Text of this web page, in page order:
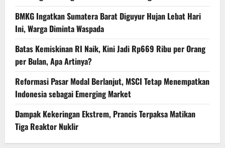
BMKG Ingatkan Sumatera Barat Diguyur Hujan Lebat Hari
Ini, Warga Diminta Waspada
Batas Kemiskinan RI Naik, Kini Jadi Rp669 Ribu per Orang
per Bulan, Apa Artinya?
Reformasi Pasar Modal Berlanjut, MSCI Tetap Menempatkan
Indonesia sebagai Emerging Market
Dampak Kekeringan Ekstrem, Prancis Terpaksa Matikan
Tiga Reaktor Nuklir